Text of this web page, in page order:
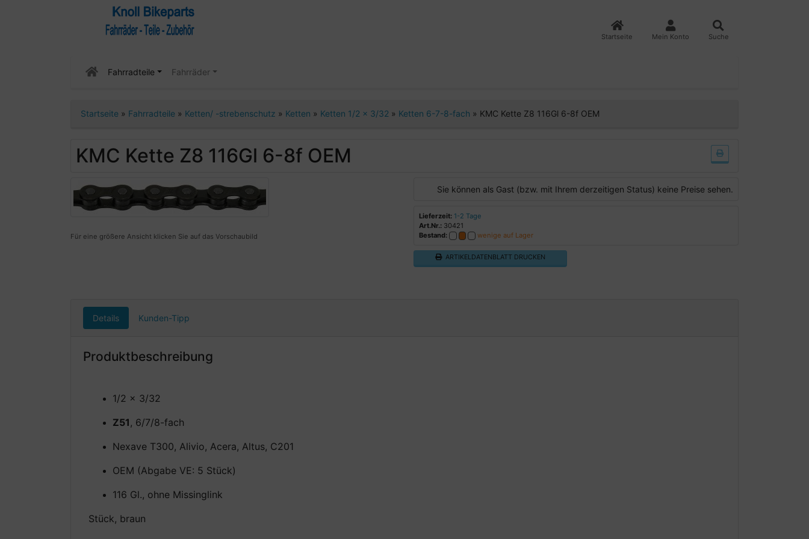
Startseite Mein Konto Suche
Fahrradteile Fahrräder
Startseite » Fahrradteile » Ketten/ -strebenschutz » Ketten » Ketten 1/2 x 3/32 » Ketten 6-7-8-fach » KMC Kette Z8 116Gl 6-8f OEM
KMC Kette Z8 116Gl 6-8f OEM
Für eine größere Ansicht klicken Sie auf das Vorschaubild
Sie können als Gast (bzw. mit Ihrem derzeitigen Status) keine Preise sehen.
Lieferzeit: 1-2 Tage
Art.Nr.: 30421
Bestand:
wenige auf Lager
ARTIKELDATENBLATT DRUCKEN
Details Kunden-Tipp
Produktbeschreibung
1/2 x 3/32
Z51, 6/7/8-fach
Nexave T300, Alivio, Acera, Altus, C201
OEM (Abgabe VE: 5 Stück)
116 Gl., ohne Missinglink
Stück, braun